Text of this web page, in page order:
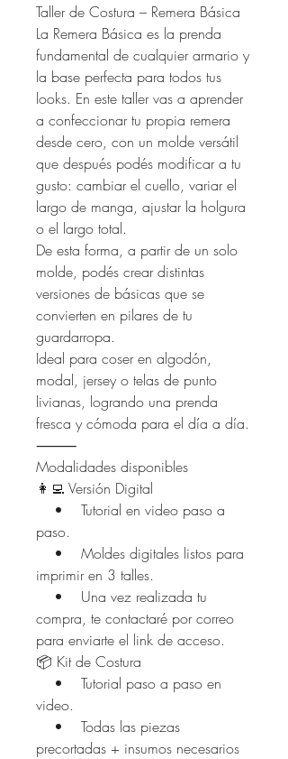
Taller de Costura – Remera Básica
La Remera Básica es la prenda
fundamental de cualquier armario y
la base perfecta para todos tus
looks. En este taller vas a aprender
a confeccionar tu propia remera
desde cero, con un molde versátil
que después podés modificar a tu
gusto: cambiar el cuello, variar el
largo de manga, ajustar la holgura
o el largo total.
De esta forma, a partir de un solo
molde, podés crear distintas
versiones de básicas que se
convierten en pilares de tu
guardarropa.
Ideal para coser en algodón,
modal, jersey o telas de punto
livianas, logrando una prenda
fresca y cómoda para el día a día.
⸻
Modalidades disponibles
👩‍💻 Versión Digital
• Tutorial en video paso a
paso.
• Moldes digitales listos para
imprimir en 3 talles.
• Una vez realizada tu
compra, te contactaré por correo
para enviarte el link de acceso.
📦 Kit de Costura
• Tutorial paso a paso en
video.
• Todas las piezas
precortadas + insumos necesarios